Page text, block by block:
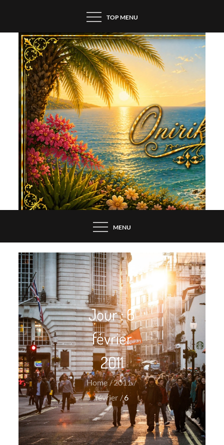
content
TOP MENU
MENU
Jour :6
février
2011
Home
2011
février
6